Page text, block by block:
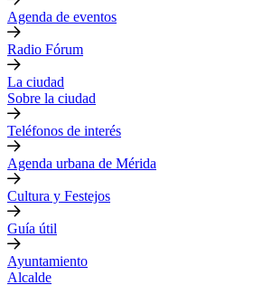
Agenda de eventos
Radio Fórum
La ciudad
Sobre la ciudad
Teléfonos de interés
Agenda urbana de Mérida
Cultura y Festejos
Guía útil
Ayuntamiento
Alcalde